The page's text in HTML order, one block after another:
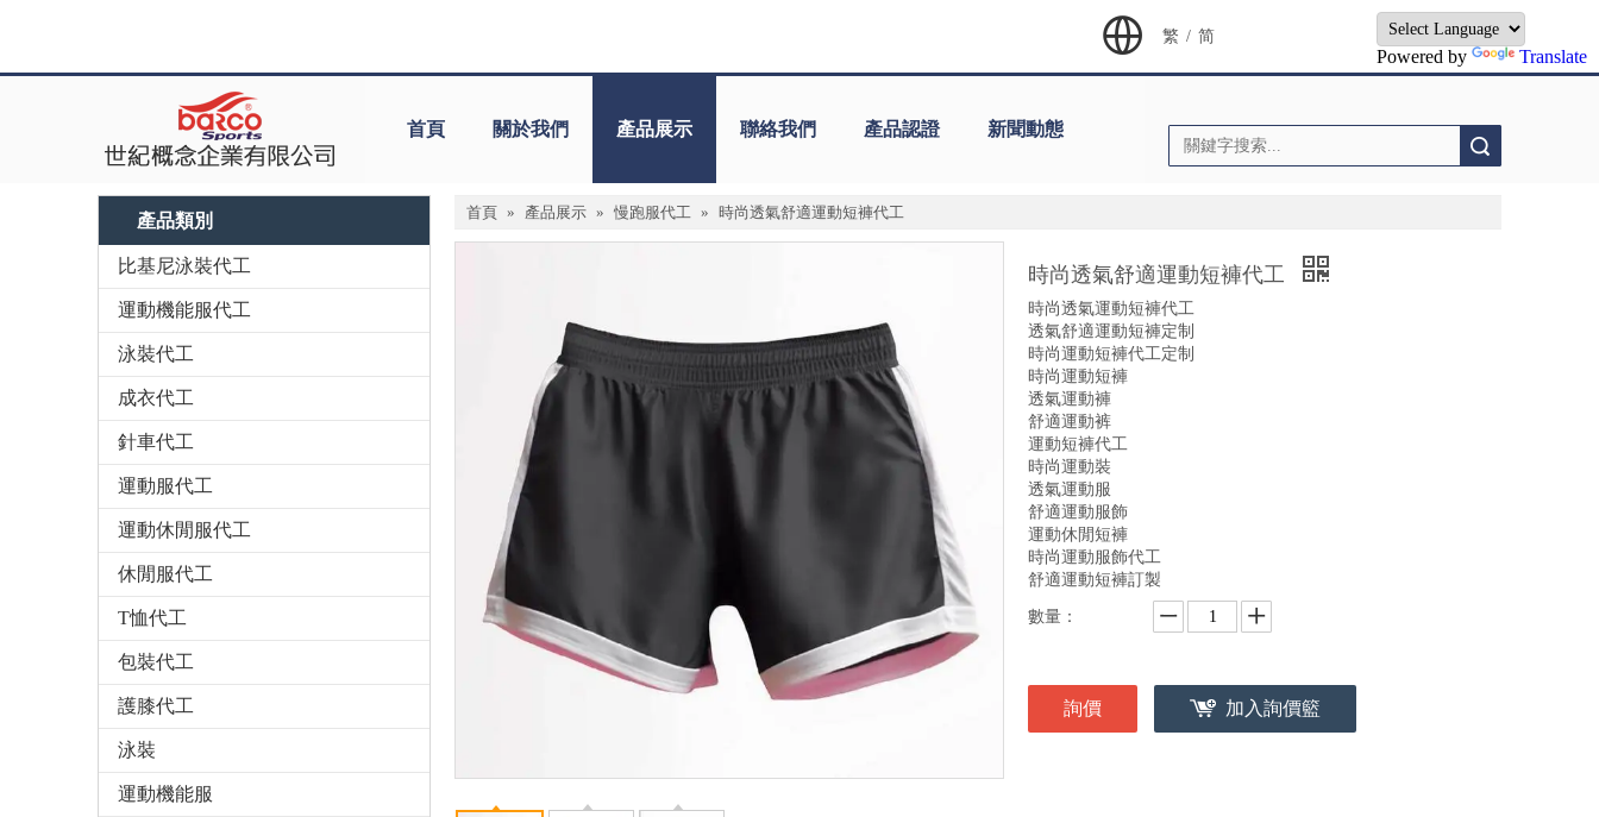
Powered by Translate
繁 / 简
首頁 關於我們 產品展示 聯絡我們 產品認證 新聞動態
產品類別
比基尼泳裝代工
運動機能服代工
泳裝代工
成衣代工
針車代工
運動服代工
運動休閒服代工
休閒服代工
T恤代工
包裝代工
護膝代工
泳裝
運動機能服
首頁 » 產品展示 » 慢跑服代工 » 時尚透氣舒適運動短褲代工
時尚透氣舒適運動短褲代工
時尚透氣運動短褲代工
透氣舒適運動短褲定制
時尚運動短褲代工定制
時尚運動短褲
透氣運動褲
舒適運動裤
運動短褲代工
時尚運動裝
透氣運動服
舒適運動服飾
運動休閒短褲
時尚運動服飾代工
舒適運動短褲訂製
數量：
詢價 加入詢價籃